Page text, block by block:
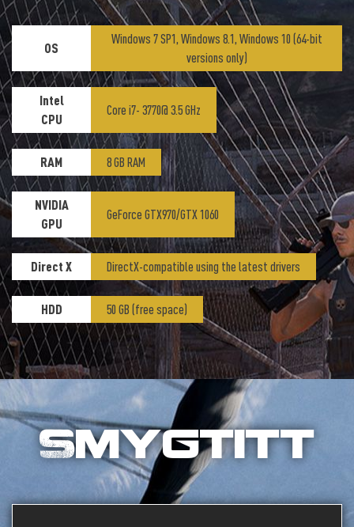
OS
Windows 7 SP1, Windows 8.1, Windows 10 (64-bit
versions only)
Intel
CPU
Core i7- 3770@ 3.5 GHz
RAM 8 GB RAM
NVIDIA
GPU
GeForce GTX970/GTX 1060
Direct X DirectX-compatible using the latest drivers
HDD 50 GB (free space)
Smygtitt